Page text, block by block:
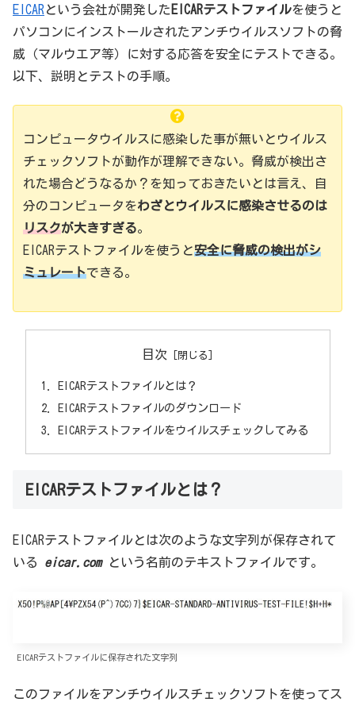
EICAR という会社が開発した EICARテストファイルを使うと
パソコンにインストールされたアンチウイルスソフトの脅
威（マルウエア等）に対する応答を安全にテストできる。
以下、説明とテストの手順。
コンピュータウイルスに感染した事が無いとウイルス
チェックソフトが動作が理解できない。脅威が検出さ
れた場合どうなるか？を知っておきたいとは言え、自
分のコンピュータをわざとウイルスに感染させるのは
リスクが大きすぎる。
EICARテストファイルを使うと安全に脅威の検出がシ
ミュレートできる。
目次
EICARテストファイルとは？
EICARテストファイルのダウンロード
EICARテストファイルをウイルスチェックしてみる
EICARテストファイルとは？
EICARテストファイルとは次のような文字列が保存されて
いる eicar.comという名前のテキストファイルです。
EICARテストファイルに保存された文字列
このファイルをアンチウイルスチェックソフトを使ってス